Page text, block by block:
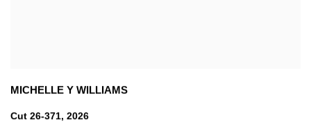
MICHELLE Y WILLIAMS
Cut 26-371, 2026